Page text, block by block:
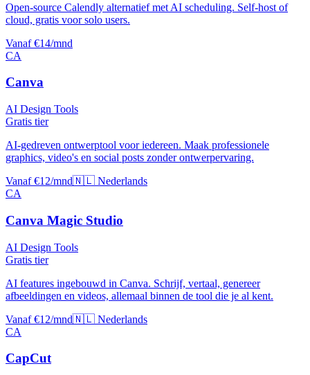
Open-source Calendly alternatief met AI scheduling. Self-host of
cloud, gratis voor solo users.
Vanaf €14/mnd
CA
Canva
AI Design Tools
Gratis tier
AI-gedreven ontwerptool voor iedereen. Maak professionele
graphics, video's en social posts zonder ontwerpervaring.
Vanaf €12/mnd🇳🇱 Nederlands
CA
Canva Magic Studio
AI Design Tools
Gratis tier
AI features ingebouwd in Canva. Schrijf, vertaal, genereer
afbeeldingen en videos, allemaal binnen de tool die je al kent.
Vanaf €12/mnd🇳🇱 Nederlands
CA
CapCut